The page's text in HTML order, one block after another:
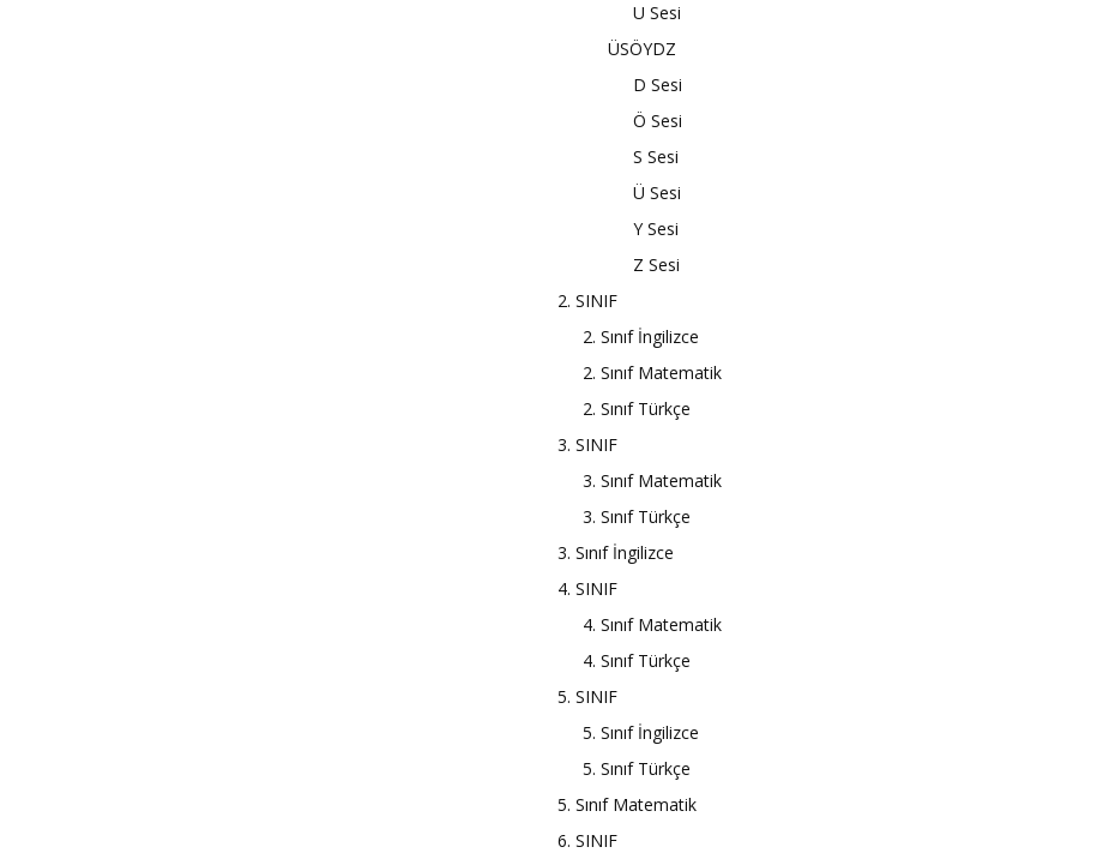
U Sesi
ÜSÖYDZ
D Sesi
Ö Sesi
S Sesi
Ü Sesi
Y Sesi
Z Sesi
2. SINIF
2. Sınıf İngilizce
2. Sınıf Matematik
2. Sınıf Türkçe
3. SINIF
3. Sınıf Matematik
3. Sınıf Türkçe
3. Sınıf İngilizce
4. SINIF
4. Sınıf Matematik
4. Sınıf Türkçe
5. SINIF
5. Sınıf İngilizce
5. Sınıf Türkçe
5. Sınıf Matematik
6. SINIF